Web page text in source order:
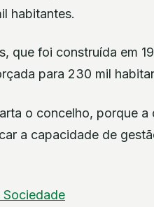
habitantes.
que foi construída em
para 230 mil
o concelho, porque a
a capacidade de
Sociedade